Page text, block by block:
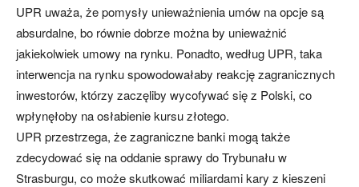
UPR uważa, że pomysły unieważnienia umów na opcje są
absurdalne, bo równie dobrze można by unieważnić
jakiekolwiek umowy na rynku. Ponadto, według UPR, taka
interwencja na rynku spowodowałaby reakcję zagranicznych
inwestorów, którzy zaczęliby wycofywać się z Polski, co
wpłynęłoby na osłabienie kursu złotego.
UPR przestrzega, że zagraniczne banki mogą także
zdecydować się na oddanie sprawy do Trybunału w
Strasburgu, co może skutkować miliardami kary z kieszeni